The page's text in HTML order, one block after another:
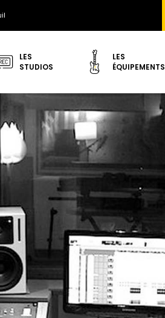
LES
STUDIOS
LES
ÉQUIPEMENTS